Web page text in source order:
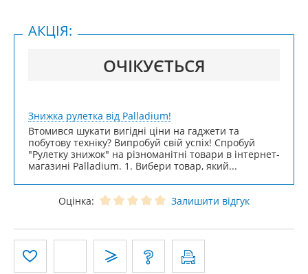
ОЧІКУЄТЬСЯ
АКЦІЯ:
Знижка рулетка від Palladium!
Втомився шукати вигідні ціни на гаджети та
побутову техніку? Випробуй свій успіх! Спробуй
"Рулетку знижок" на різноманітні товари в інтернет-
магазині Palladium. 1. Вибери товар, який...
Оцінка: Залишити відгук